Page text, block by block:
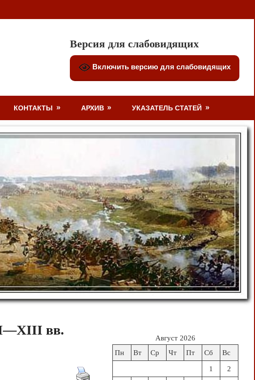
Версия для слабовидящих
Включить версию для слабовидящих
КОНТАКТЫ АРХИВ УКАЗАТЕЛЬ СТАТЕЙ
вв.
Август 2026
Пн
Вт Ср Чт Пт Сб Вс
1 2